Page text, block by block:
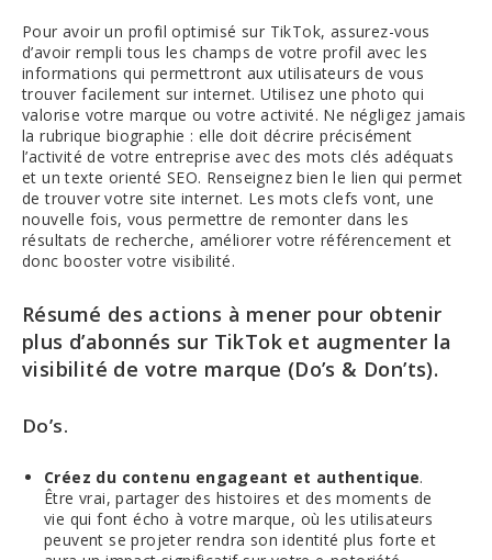
Pour avoir un profil optimisé sur TikTok, assurez-vous
d’avoir rempli tous les champs de votre profil avec les
informations qui permettront aux utilisateurs de vous
trouver facilement sur internet. Utilisez une photo qui
valorise votre marque ou votre activité. Ne négligez jamais
la rubrique biographie : elle doit décrire précisément
l’activité de votre entreprise avec des mots clés adéquats
et un texte orienté SEO. Renseignez bien le lien qui permet
de trouver votre site internet. Les mots clefs vont, une
nouvelle fois, vous permettre de remonter dans les
résultats de recherche, améliorer votre référencement et
donc booster votre visibilité.
Résumé des actions à mener pour obtenir
plus d’abonnés sur TikTok et augmenter la
visibilité de votre marque (Do’s & Don’ts).
Do’s.
Créez du contenu engageant et authentique.
Être vrai, partager des histoires et des moments de
vie qui font écho à votre marque, où les utilisateurs
peuvent se projeter rendra son identité plus forte et